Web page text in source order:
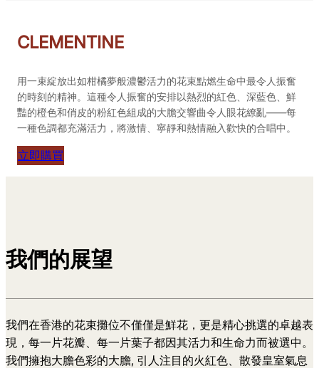
CLEMENTINE
用一束綻放出如柑橘夢般濃鬱活力的花束點燃生命中最令人振奮
的時刻的精神。這種令人振奮的安排以熱烈的紅色、深藍色、鮮
豔的橙色和俏皮的粉紅色組成的大膽交響曲令人眼花繚亂——每
一種色調都充滿活力，將激情、寧靜和熱情融入歡快的合唱中。
立即購買
我們的展望
我們在香港的花束攤位不僅僅是鮮花，更是精心挑選的卓越表
現，每一片花瓣、每一片葉子都因其活力和生命力而被選中。
我們擁抱大膽色彩的大膽, 引人注目的火紅色、散發皇室氣息